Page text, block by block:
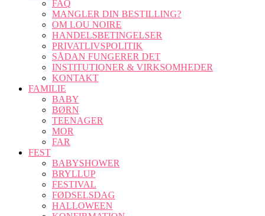
FAQ
MANGLER DIN BESTILLING?
OM LOU NOIRE
HANDELSBETINGELSER
PRIVATLIVSPOLITIK
SÅDAN FUNGERER DET
INSTITUTIONER & VIRKSOMHEDER
KONTAKT
FAMILIE
BABY
BØRN
TEENAGER
MOR
FAR
FEST
BABYSHOWER
BRYLLUP
FESTIVAL
FØDSELSDAG
HALLOWEEN